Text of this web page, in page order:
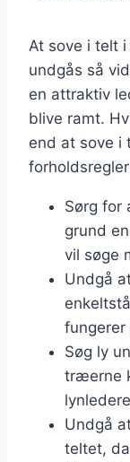
At sove i telt
undgås så
en attraktiv
blive ramt.
end at sove i
Sørg for
grund
vil søge
Undgå
fungerer
Søg ly
træerne
Undgå
teltet,